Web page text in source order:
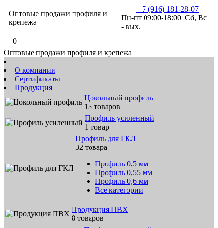
Оптовые продажи профиля и
крепежа
+7 (916) 181-28-07
Пн-пт 09:00-18:00; Сб, Вс
- вых.
0
Оптовые продажи профиля и крепежа
О компании
Сертификаты
Продукция
Цокольный профиль
13 товаров
Профиль усиленный
1 товар
Профиль для ГКЛ
32 товара
Профиль 0,5 мм
Профиль 0,55 мм
Профиль 0,6 мм
Все категории
Продукция ПВХ
8 товаров